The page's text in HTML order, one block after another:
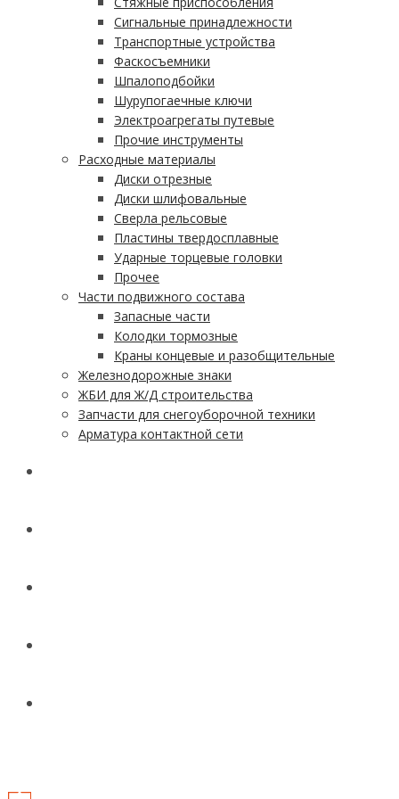
Сигнальные принадлежности
Транспортные устройства
Фаскосъемники
Шпалоподбойки
Шурупогаечные ключи
Электроагрегаты путевые
Прочие инструменты
Расходные материалы
Диски отрезные
Диски шлифовальные
Сверла рельсовые
Пластины твердосплавные
Ударные торцевые головки
Прочее
Части подвижного состава
Запасные части
Колодки тормозные
Краны концевые и разобщительные
Железнодорожные знаки
ЖБИ для Ж/Д строительства
Запчасти для снегоуборочной техники
Арматура контактной сети